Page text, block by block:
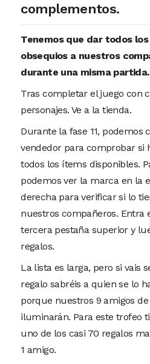
complementos.
Tenemos que dar todos
obsequios a nuestros
durante una misma partida.
Tras completar el juego con
personajes. Ve a la tienda.
Durante la fase 11, podemos
vendedor para comprobar si
todos los ítems disponibles.
podemos ver la marca en la
derecha para verificar si lo
nuestros compañeros. Entra
tercera pestaña superior y
regalos.
La lista es larga, pero si vais
regalo sabréis a quien se lo
porque nuestros 9 amigos
iluminarán. Para este trofeo
uno de los casi 70 regalos
1 amigo.